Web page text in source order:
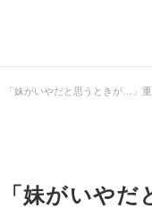
「妹がいやだと思うときが…」
「妹がいや